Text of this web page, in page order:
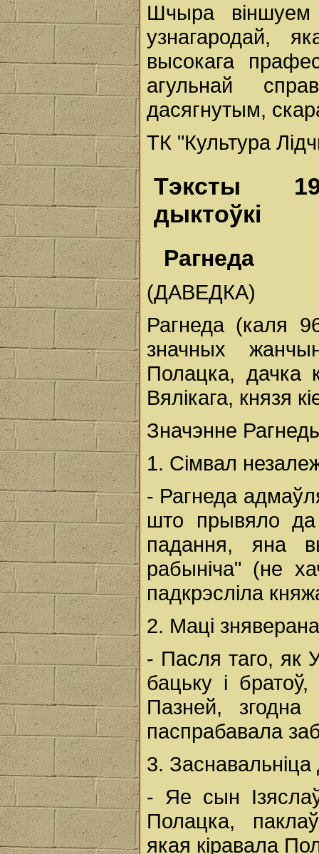
Шчыра віншуем
узнагародай,
высокага
агульнай
дасягнутым,
ТК "Культура
Тэксты
дыктоўкі
Рагнеда
(ДАВЕДКА)
Рагнеда (каля
значных
Полацка, дачка
Вялікага, князя
Значэнне
1. Сімвал
- Рагнеда
што прывяло
падання, яна
рабыніча" (не
падкрэсліла
2. Маці
- Пасля таго, як
бацьку і
Пазней,
паспрабавала
3. Заснавальніца
- Яе сын
Полацка,
якая кіравала